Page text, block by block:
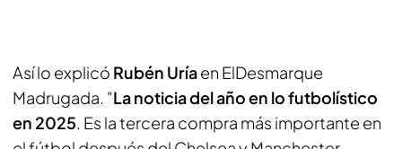
Así lo explicó Rubén Uríaen ElDesmarque
Madrugada. "La noticia del año en lo futbolístico
en 2025. Es la tercera compra más importante en